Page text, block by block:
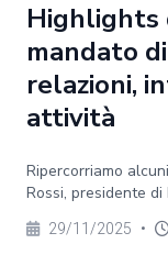
Highlights
mandato
relazioni,
attività
Ripercorriamo
Rossi, presidente di
29/11/2025 •